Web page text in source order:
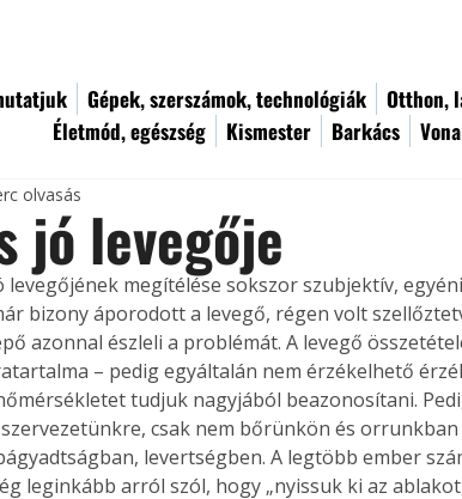
Gépek, szerszámok, technológiák Otthon,
Életmód, egészség
Kismester Barkács
jó levegője
olvasás
megítélése sokszor szubjektív,
bizony áporodott a levegő, régen volt
azonnal észleli a problémát. A levegő
– pedig egyáltalán nem érzékelhető
tudjuk nagyjából beazonosítani.
csak nem bőrünkön és
levertségben. A legtöbb ember
leginkább arról szól, hogy „nyissuk ki az